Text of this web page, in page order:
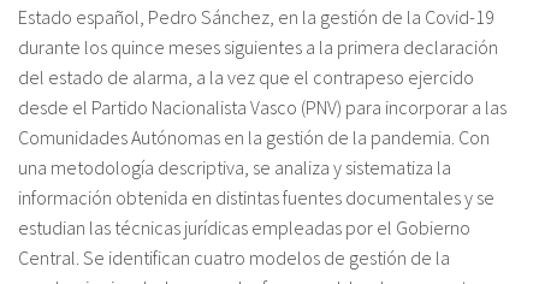
Residencia Antia
FAQ
Oñati
Calendario
Galería de fotos
Estado español, Pedro Sánchez, en la gestión de la Covid-19
durante los quince meses siguientes a la primera declaración
del estado de alarma, a la vez que el contrapeso ejercido
desde el Partido Nacionalista Vasco (PNV) para incorporar a las
Comunidades Autónomas en la gestión de la pandemia. Con
una metodología descriptiva, se analiza y sistematiza la
información obtenida en distintas fuentes documentales y se
estudian las técnicas jurídicas empleadas por el Gobierno
Central. Se identifican cuatro modelos de gestión de la